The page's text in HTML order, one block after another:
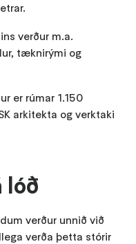
verður m.a.
tæknirými og
er rúmar 1.150
arkitekta og verktaki
lóð
verður unnið við
verða þetta stórir